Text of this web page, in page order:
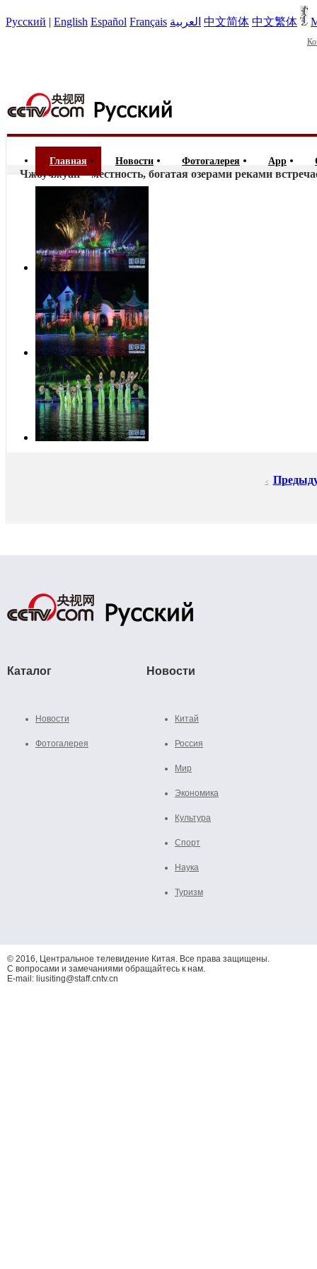
Русский | English Español Français العربية 中文简体 中文繁体
Главная Новости Фотогалерея App
Чжоучжуан—местность, богатая озерами реками
<
Каталог
Новости
Фотогалерея
Новости
Китай
Россия
Мир
Экономика
Культура
Спорт
Наука
Туризм
© 2016, Центральное телевидение Китая. Все права защищены.
С вопросами и замечаниями обращайтесь к нам.
E-mail: liusiting@staff.cntv.cn